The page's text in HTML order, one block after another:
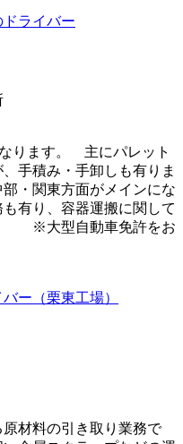
ライバー
ります。 主にパレット
手積み・手卸しも有りま
・関東方面がメインにな
有り、容器運搬に関して
。 ※大型自動車免許をお
ー（栗東工場）
材料の引き取り業務で